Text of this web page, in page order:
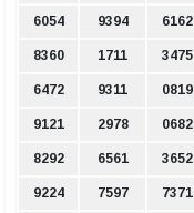
6054 9394 6162
8360 1711 3475
6472 9311 0819
9121 2978 0682
8292 6561 3652
9224 7597 7371